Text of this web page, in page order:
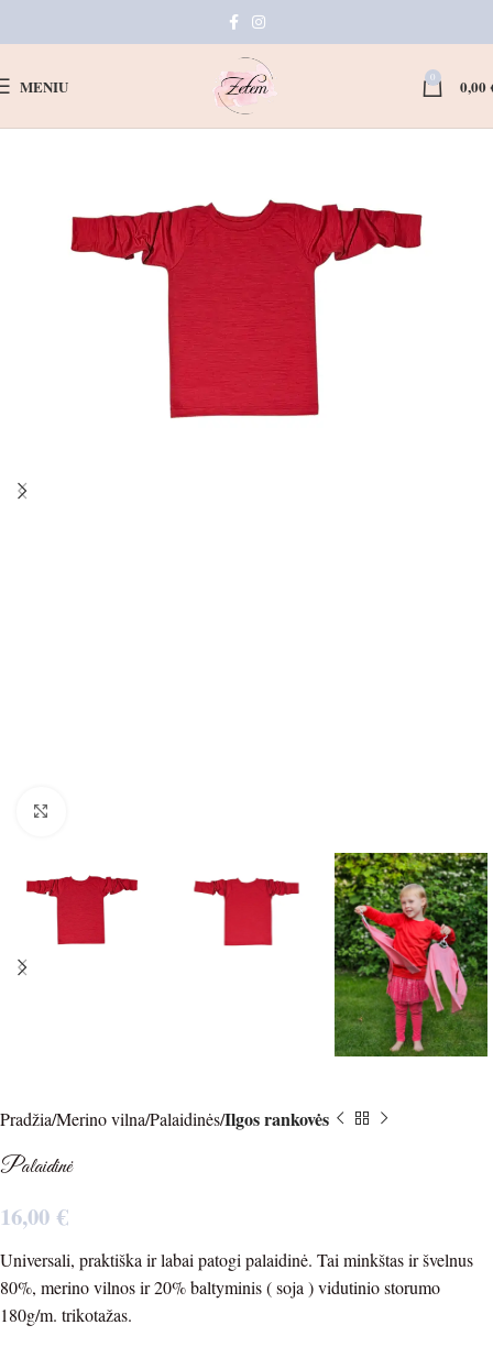
MENIU 0 0,00
Pradžia Merino vilna PalaidinėsIlgos rankovės
Palaidinė
16,00€
Universali, praktiška ir labai patogi palaidinė. Tai minkštas ir švelnus
80%, merino vilnos ir 20% baltyminis ( soja ) vidutinio storumo
180g/m. trikotažas.